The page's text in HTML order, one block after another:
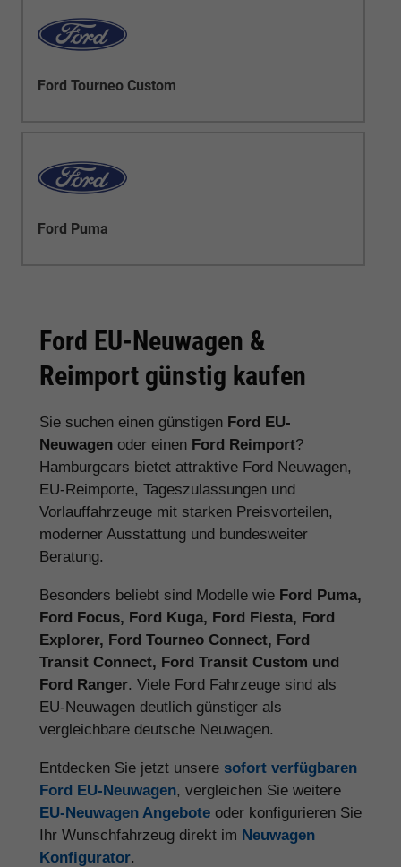
Ford Tourneo Custom
Ford Puma
Ford EU-Neuwagen &
Reimport günstig kaufen
Sie suchen einen günstigen Ford EU-
Neuwagen oder einen Ford Reimport?
Hamburgcars bietet attraktive Ford Neuwagen,
EU-Reimporte, Tageszulassungen und
Vorlauffahrzeuge mit starken Preisvorteilen,
moderner Ausstattung und bundesweiter
Beratung.
Besonders beliebt sind Modelle wie Ford Puma,
Ford Focus, Ford Kuga, Ford Fiesta, Ford
Explorer, Ford Tourneo Connect, Ford
Transit Connect, Ford Transit Custom und
Ford Ranger. Viele Ford Fahrzeuge sind als
EU-Neuwagen deutlich günstiger als
vergleichbare deutsche Neuwagen.
Entdecken Sie jetzt unsere sofort verfügbaren
Ford EU-Neuwagen, vergleichen Sie weitere
EU-Neuwagen Angebote oder konfigurieren Sie
Ihr Wunschfahrzeug direkt im Neuwagen
Konfigurator.